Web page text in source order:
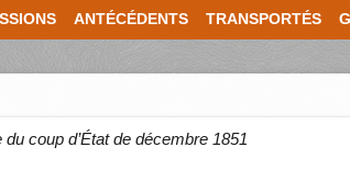
ANTÉCÉDENTS TRANSPORTÉS
coup d’État de décembre 1851